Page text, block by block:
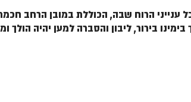
ענייני הרוח שבה, הכוללת במובן הרחב
בירור, ליבון והסברה למען יהיה הולך